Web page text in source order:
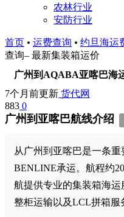
农林行业
安防行业
首页 • 运费查询 • 约旦海运
查询– 最新集装箱运价
广州到AQABA亚喀巴海
7个月前更新 货代网
883 0
广州到亚喀巴航线介绍
从广州到亚喀巴是一条
BENLINE承运。航程约
航提供专业的集装箱海运
整柜运输以及LCL拼箱服